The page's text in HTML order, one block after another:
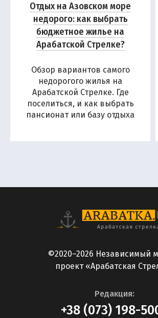
Отдых на Азовском море
недорого: как выбрать
бюджетное жилье на
Арабатской Стрелке?
Обзор вариантов самого
недорогого жилья на
Арабатской Стрелке. Где
поселиться, и как выбрать
пансионат или базу отдыха
©2020–2026 Независимый
проект «Арабатская
Редакция:
+38 (073) 198-